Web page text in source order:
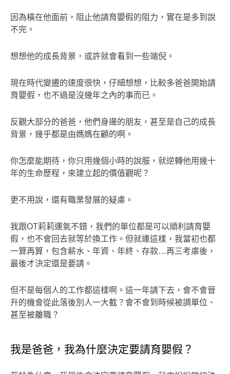
因為橫在他面前，阻止他請育嬰假的阻力，實在是多到說
不完。
想想他的成長背景，或許就會看到一些端倪。
現在時代變遷的速度很快，仔細想想，比較多爸爸開始請
育嬰假，也不過是沒幾年之內的事而已。
反觀大部分的爸爸，他們身邊的朋友，甚至是自己的成長
背景，幾乎都是由媽媽在顧的啊。
你怎麼能期待，你只用幾個小時的說服，就逆轉他用幾十
年的生命歷程，來建立起的價值觀呢？
更不用說，還有職業發展的疑慮。
我跟OT莉莉運氣不錯，我們的單位都是可以順利請育嬰
假，也不會回去就等於換工作。但就連這樣，我當初也都
一算再算，包含薪水、年資、年終、存款…再三考慮後，
最後才決定還是要請。
但不是每個人的工作都這樣啊。這一年請下去，會不會晉
升的機會從此落後別人一大截？會不會到時候被調單位、
甚至被離職？
我是爸爸，我為什麼決定要請育嬰假？